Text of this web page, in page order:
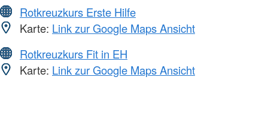
Rotkreuzkurs Erste Hilfe
Karte: Link zur Google Maps Ansicht
Rotkreuzkurs Fit in EH
Karte: Link zur Google Maps Ansicht